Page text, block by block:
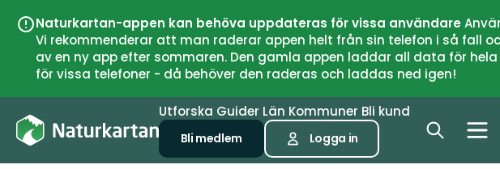
Naturkartan-appen kan behöva uppdateras för vissa användare
Vi rekommenderar att man raderar appen helt från sin telefon i så fall
av en ny app efter sommaren. Den gamla appen laddar all data för
för vissa telefoner - då behöver den raderas och laddas ned igen!
Utforska Guider Län Kommuner Bli kund
Bli medlem Logga in